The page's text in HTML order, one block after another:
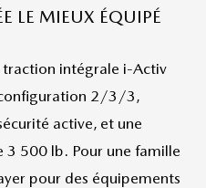
LE MIEUX ÉQUIPÉ
traction intégrale i-Activ
2/3/3,
active, et une
500 lb. Pour une famille
pour des équipements